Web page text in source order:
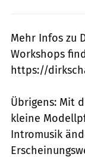
Mehr Infos zu
Workshops
https://
Übrigens: Mit
kleine
Intromusik